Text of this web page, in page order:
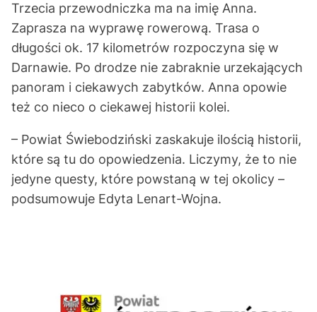
Trzecia przewodniczka ma na imię Anna.
Zaprasza na wyprawę rowerową. Trasa o
długości ok. 17 kilometrów rozpoczyna się w
Darnawie. Po drodze nie zabraknie urzekających
panoram i ciekawych zabytków. Anna opowie
też co nieco o ciekawej historii kolei.
– Powiat Świebodziński zaskakuje ilością historii,
które są tu do opowiedzenia. Liczymy, że to nie
jedyne questy, które powstaną w tej okolicy –
podsumowuje Edyta Lenart-Wojna.